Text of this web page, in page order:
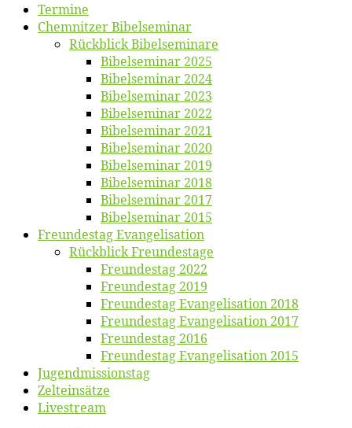
Ter­mi­ne
Chemnit­zer Bibelseminar
Rück­blick Bibelseminare
Bi­bel­se­mi­nar 2025
Bi­bel­se­mi­nar 2024
Bi­bel­se­mi­nar 2023
Bi­bel­se­mi­nar 2022
Bi­bel­se­mi­nar 2021
Bi­bel­se­mi­nar 2020
Bi­bel­se­mi­nar 2019
Bi­bel­se­mi­nar 2018
Bibelsemi­nar 2017
Bibelsemi­nar 2015
Freun­des­tag Evangelisation
Rück­blick Freundestage
Freun­des­tag 2022
Freun­des­tag 2019
Freun­des­tag Evan­ge­li­sa­ti­on 2018
Freun­des­tag Evan­ge­li­sa­ti­on 2017
Freun­des­tag 2016
Freun­des­tag Evan­ge­li­sa­ti­on 2015
Jugend­mis­sions­tag
Zelt­ein­sät­ze
Live­stream